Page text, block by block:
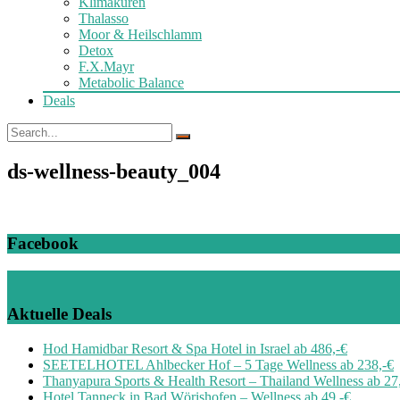
Thalasso
Moor & Heilschlamm
Detox
F.X.Mayr
Metabolic Balance
Deals
ds-wellness-beauty_004
Facebook
Aktuelle Deals
Hod Hamidbar Resort & Spa Hotel in Israel ab 486,-€
SEETELHOTEL Ahlbecker Hof – 5 Tage Wellness ab 238,-€
Thanyapura Sports & Health Resort – Thailand Wellness ab
Hotel Tanneck in Bad Wörishofen – Wellness ab 49,-€